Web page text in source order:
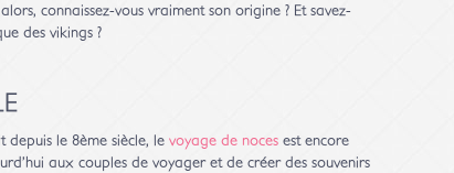
connaissez-vous vraiment son origine ? Et savez-
des vikings ?
depuis le 8ème siècle, le voyage de noces est encore
aux couples de voyager et de créer des souvenirs